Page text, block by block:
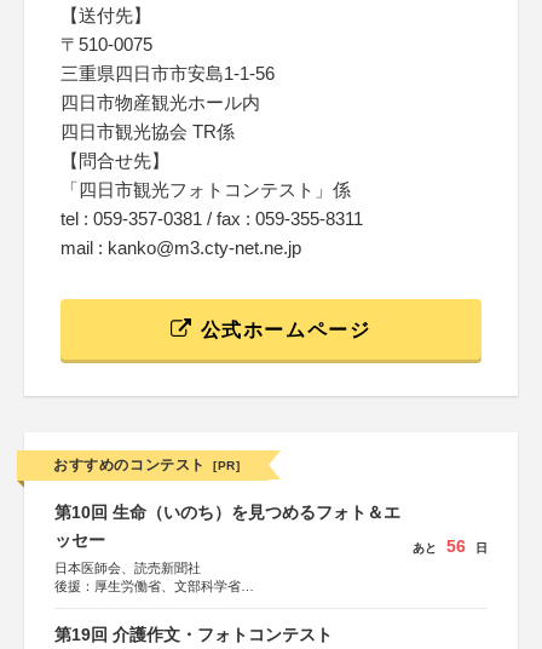
【送付先】
〒510-0075
三重県四日市市安島1-1-56
四日市物産観光ホール内
四日市観光協会 TR係
【問合せ先】
「四日市観光フォトコンテスト」係
tel : 059-357-0381 / fax : 059-355-8311
mail : kanko@m3.cty-net.ne.jp
公式ホームページ
おすすめのコンテスト [PR]
第10回 生命（いのち）を見つめるフォト＆エ
ッセー
日本医師会、読売新聞社
後援：厚生労働省、文部科学省
あと 56 日
第19回 介護作文・フォトコンテスト